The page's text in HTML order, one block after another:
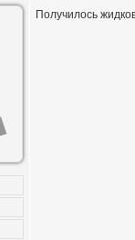
Получилось